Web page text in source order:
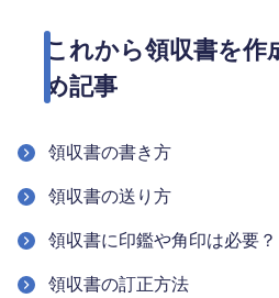
これから領収書を
め記事
領収書の書き方
領収書の送り方
領収書に印鑑や角印は必要？
領収書の訂正方法